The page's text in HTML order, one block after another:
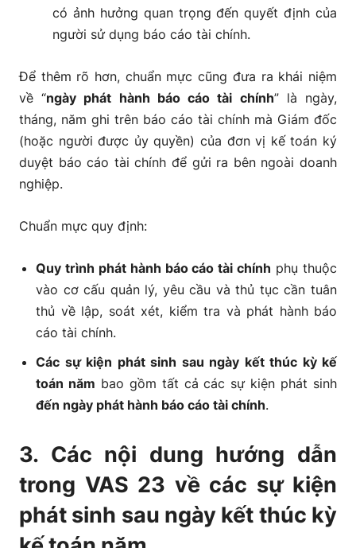
có ảnh hưởng quan trọng đến quyết định của
người sử dụng báo cáo tài chính.
Để thêm rõ hơn, chuẩn mực cũng đưa ra khái niệm
về “ngày phát hành báo cáo tài chính” là ngày,
tháng, năm ghi trên báo cáo tài chính mà Giám đốc
(hoặc người được ủy quyền) của đơn vị kế toán ký
duyệt báo cáo tài chính để gửi ra bên ngoài doanh
nghiệp.
Chuẩn mực quy định:
Quy trình phát hành báo cáo tài chính phụ thuộc
vào cơ cấu quản lý, yêu cầu và thủ tục cần tuân
thủ về lập, soát xét, kiểm tra và phát hành báo
cáo tài chính.
Các sự kiện phát sinh sau ngày kết thúc kỳ kế
toán năm bao gồm tất cả các sự kiện phát sinh
đến ngày phát hành báo cáo tài chính.
3. Các nội dung hướng dẫn
trong VAS 23 về các sự kiện
phát sinh sau ngày kết thúc kỳ